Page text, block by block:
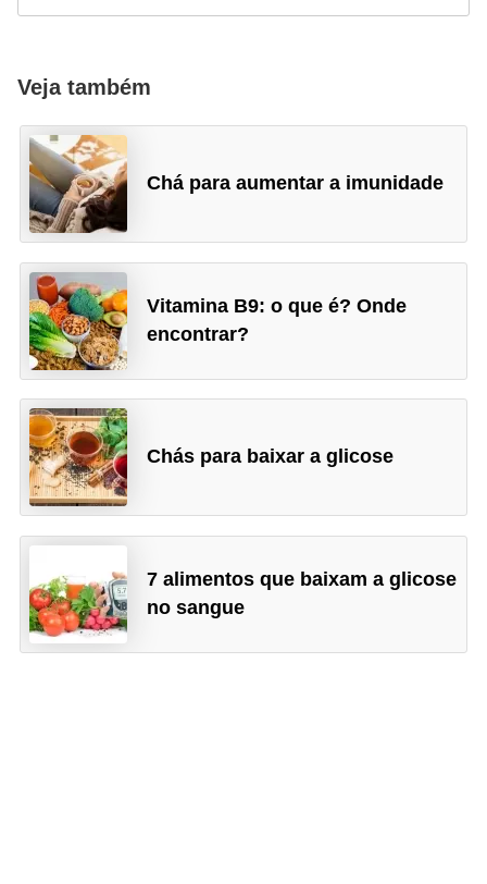
Veja também
Chá para aumentar a imunidade
Vitamina B9: o que é? Onde
encontrar?
Chás para baixar a glicose
7 alimentos que baixam a glicose
no sangue